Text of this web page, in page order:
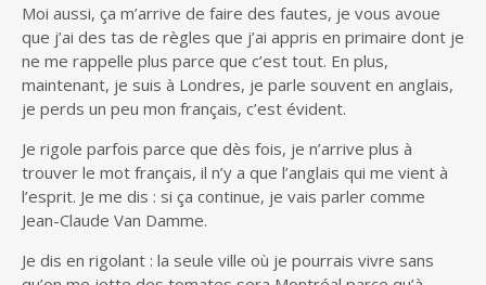
Moi aussi, ça m’arrive de faire des fautes, je vous avoue
que j’ai des tas de règles que j’ai appris en primaire dont je
ne me rappelle plus parce que c’est tout. En plus,
maintenant, je suis à Londres, je parle souvent en anglais,
je perds un peu mon français, c’est évident.
Je rigole parfois parce que dès fois, je n’arrive plus à
trouver le mot français, il n’y a que l’anglais qui me vient à
l’esprit. Je me dis : si ça continue, je vais parler comme
Jean-Claude Van Damme.
Je dis en rigolant : la seule ville où je pourrais vivre sans